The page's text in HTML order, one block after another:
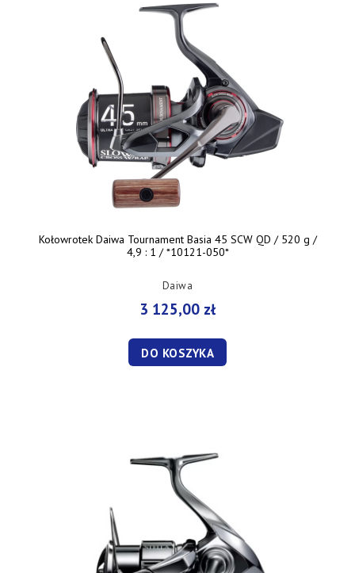
Kołowrotek Daiwa Tournament Basia 45 SCW QD / 520 g /
4,9 : 1 / *10121-050*
Daiwa
3 125,00 zł
DO KOSZYKA